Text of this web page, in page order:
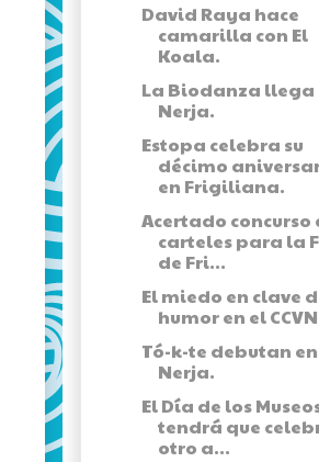
David Raya hace
camarilla con El
Koala.
La Biodanza llega
Nerja.
Estopa celebra su
décimo
en Frigiliana.
Acertado concurso
carteles para la
de Fri...
El miedo en clave
humor en el CCVN
Tó-k-te debutan en
Nerja.
El Día de los
tendrá que
otro a...